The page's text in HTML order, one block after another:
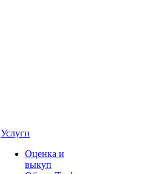
Услуги
Оценка и
выкуп